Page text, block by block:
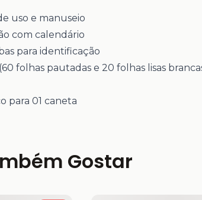
uso e manuseio
com calendário
para identificação
folhas pautadas e 20 folhas lisas
para 01 caneta
Gostar